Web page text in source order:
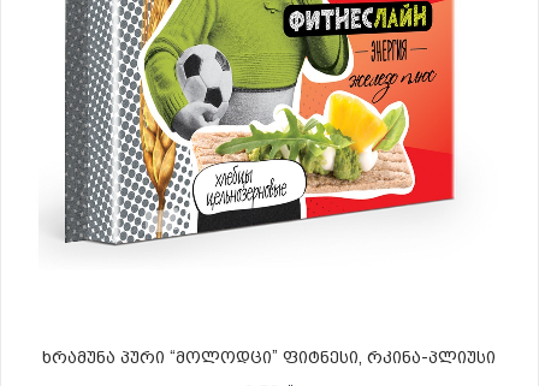
ხრამუნა პური “მოლოდცი” ფიტნესი, რკინა-პლიუსი